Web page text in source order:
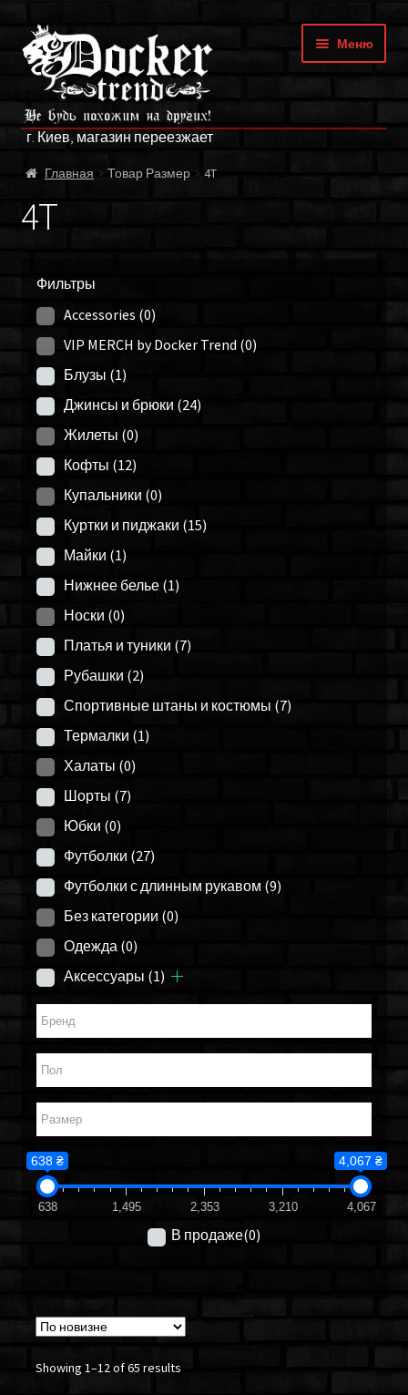
Перейти
к
навигации
Перейти
к
содержимому
г. Киев, магазин переезжает
Меню
ГЛАВНАЯ
МАГАЗИН
О НАС
ФРАНЧАЙЗИНГ
МОЙ АККАУНТ
Главная Товар Размер 4T
4T
Фильтры
Accessories (0)
VIP MERCH by Docker Trend (0)
Блузы (1)
Джинсы и брюки (24)
Жилеты (0)
Кофты (12)
Купальники (0)
Куртки и пиджаки (15)
Майки (1)
Нижнее белье (1)
Носки (0)
Платья и туники (7)
Рубашки (2)
Спортивные штаны и костюмы (7)
Термалки (1)
Халаты (0)
Шорты (7)
Юбки (0)
Футболки (27)
Футболки с длинным рукавом (9)
Без категории (0)
Одежда (0)
Аксессуары (1)
638 ₴ 4,067 ₴
638 1,495 2,353 3,210 4,067
В продаже(0)
Showing 1–12 of 65 results